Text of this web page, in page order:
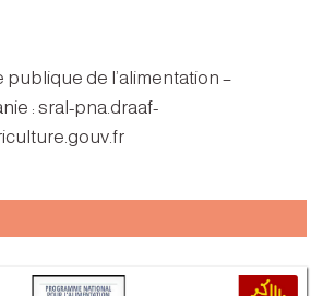
publique de l’alimentation –
: sral-pna.draaf-